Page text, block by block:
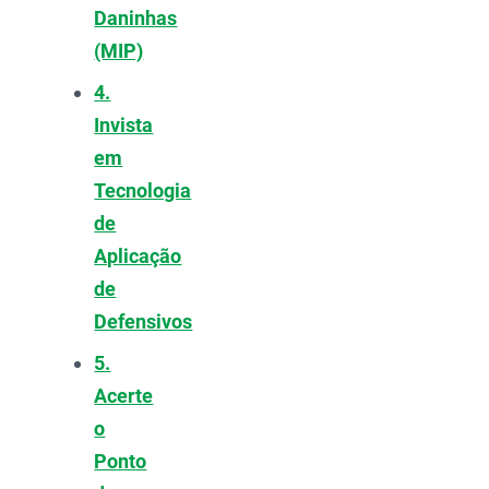
Daninhas
(MIP)
4.
Invista
em
Tecnologia
de
Aplicação
de
Defensivos
5.
Acerte
o
Ponto